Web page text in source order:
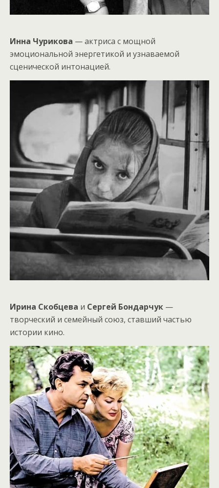
Инна Чурикова — актриса с мощной
эмоциональной энергетикой и узнаваемой
сценической интонацией.
Ирина Скобцева и Сергей Бондарчук —
творческий и семейный союз, ставший частью
истории кино.